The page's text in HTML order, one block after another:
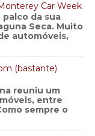
Car Week
da sua
Seca. Muito
automóveis,
(bastante)
reuniu um
entre
sempre o